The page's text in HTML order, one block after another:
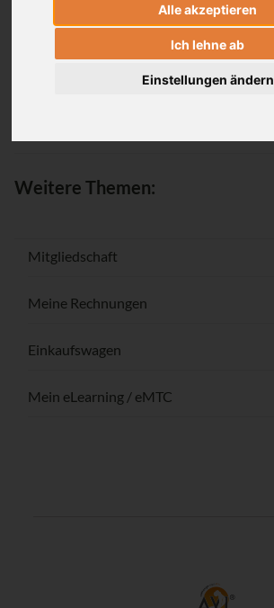
Alle akzeptieren
Ich lehne ab
Einstellungen ändern
Passwort vergessen / Registrieren
Weitere Themen:
Mitgliedschaft
Meine Rechnungen
Einkaufswagen
Mein eLearning / eMTC